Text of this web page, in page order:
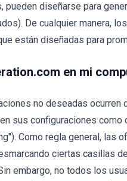
pueden diseñarse para
De cualquier manera,
están diseñadas para
en mi
no deseadas ocurren
sus configuraciones
Como regla general, las
ciertas casillas
embargo, no todos los